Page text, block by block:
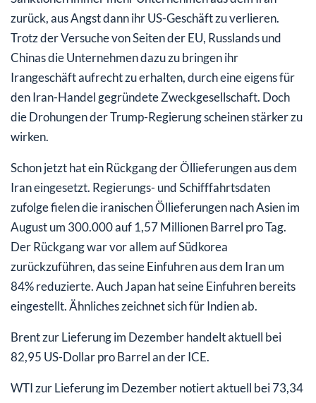
zurück, aus Angst dann ihr US-Geschäft zu verlieren.
Trotz der Versuche von Seiten der EU, Russlands und
Chinas die Unternehmen dazu zu bringen ihr
Irangeschäft aufrecht zu erhalten, durch eine eigens für
den Iran-Handel gegründete Zweckgesellschaft. Doch
die Drohungen der Trump-Regierung scheinen stärker zu
wirken.
Schon jetzt hat ein Rückgang der Öllieferungen aus dem
Iran eingesetzt. Regierungs- und Schifffahrtsdaten
zufolge fielen die iranischen Öllieferungen nach Asien im
August um 300.000 auf 1,57 Millionen Barrel pro Tag.
Der Rückgang war vor allem auf Südkorea
zurückzuführen, das seine Einfuhren aus dem Iran um
84% reduzierte. Auch Japan hat seine Einfuhren bereits
eingestellt. Ähnliches zeichnet sich für Indien ab.
Brent zur Lieferung im Dezember handelt aktuell bei
82,95 US-Dollar pro Barrel an der ICE.
WTI zur Lieferung im Dezember notiert aktuell bei 73,34